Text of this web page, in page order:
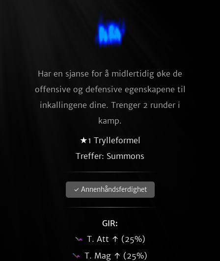
Har en sjanse for å midlertidig øke de
offensive og defensive egenskapene til
inkallingene dine. Trenger 2 runder i
kamp.
★1 Trylleformel
Treffer: Summons
✓ Annenhåndsferdighet
GIR:
T. Att ↑ (25%)
T. Mag ↑ (25%)